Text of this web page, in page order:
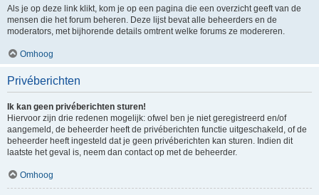
Als je op deze link klikt, kom je op een pagina die een overzicht geeft van de
mensen die het forum beheren. Deze lijst bevat alle beheerders en de
moderators, met bijhorende details omtrent welke forums ze modereren.
Omhoog
Privéberichten
Ik kan geen privéberichten sturen!
Hiervoor zijn drie redenen mogelijk: ofwel ben je niet geregistreerd en/of
aangemeld, de beheerder heeft de privéberichten functie uitgeschakeld, of de
beheerder heeft ingesteld dat je geen privéberichten kan sturen. Indien dit
laatste het geval is, neem dan contact op met de beheerder.
Omhoog